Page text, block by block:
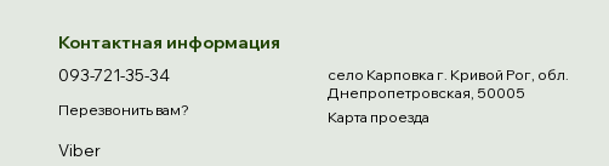
Контактная информация
093-721-35-34
Перезвонить вам?
Viber
село Карповка г. Кривой Рог, обл.
Днепропетровская, 50005
Карта проезда